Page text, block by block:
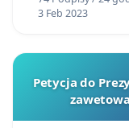
3 Feb 2023
Petycja do